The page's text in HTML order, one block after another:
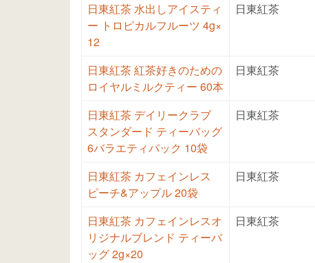
日東紅茶 水出しアイスティ
ー トロピカルフルーツ 4g×
12
日東紅茶
日東紅茶 紅茶好きのための
ロイヤルミルクティー 60本
日東紅茶
日東紅茶 デイリークラブ
スタンダード ティーバッグ
6バラエティパック 10袋
日東紅茶
日東紅茶 カフェインレス
ピーチ&アップル 20袋
日東紅茶
日東紅茶 カフェインレスオ
リジナルブレンド ティーバ
ッグ 2g×20
日東紅茶